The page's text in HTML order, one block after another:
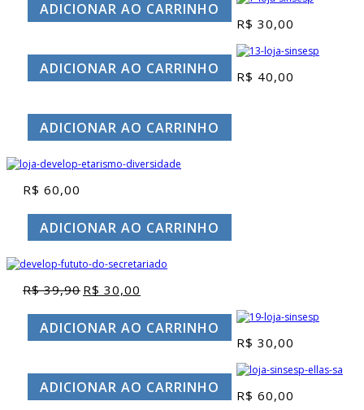
ADICIONAR AO CARRINHO
R$ 30,00
ADICIONAR AO CARRINHO R$ 40,00
ADICIONAR AO CARRINHO
R$ 60,00
ADICIONAR AO CARRINHO
R$39,90 O
original
era:
R$ 39,90.
R$ 30,00
atual
é:
R$ 30,00.
ADICIONAR AO CARRINHO
R$ 30,00
ADICIONAR AO CARRINHO R$ 60,00